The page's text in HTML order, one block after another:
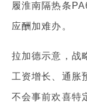
履淮南隔热条
应酬加难办。
拉加德示意，战
工资增长、通胀
不会事前欢喜特